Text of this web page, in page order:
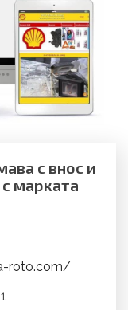
с внос и
марката
roto.com/